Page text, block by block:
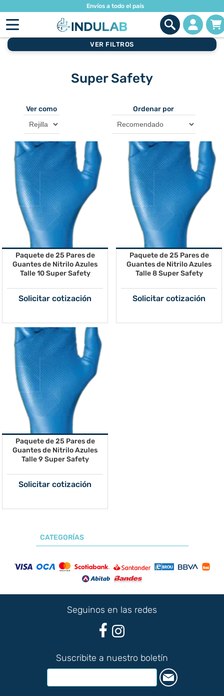
Envíos a todo el país
VER FILTROS
Super Safety
Ver como Ordenar por
Paquete de 25 Pares de
Guantes de Nitrilo Azules
Talle 10 Super Safety
Solicitar cotización
Paquete de 25 Pares de
Guantes de Nitrilo Azules
Talle 8 Super Safety
Solicitar cotización
Paquete de 25 Pares de
Guantes de Nitrilo Azules
Talle 9 Super Safety
Solicitar cotización
CATEGORÍAS
Seguinos en las redes
Suscribite a nuestro boletín